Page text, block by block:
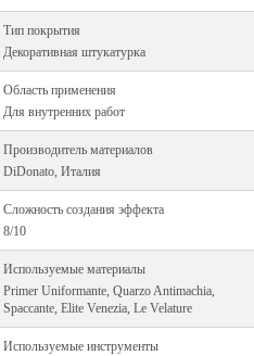
Тип покрытия
Декоративная штукатурка
Область применения
Для внутренних работ
Производитель материалов
DiDonato, Италия
Сложность создания эффекта
8/10
Используемые материалы
Primer Uniformante, Quarzo Antimachia,
Spaccante, Elite Venezia, Le Velature
Используемые инструменты